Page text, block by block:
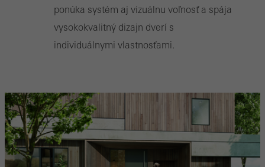
ponúka systém aj vizuálnu voľnosť a spája
vysokokvalitný dizajn dverí s
individuálnymi vlastnosťami.